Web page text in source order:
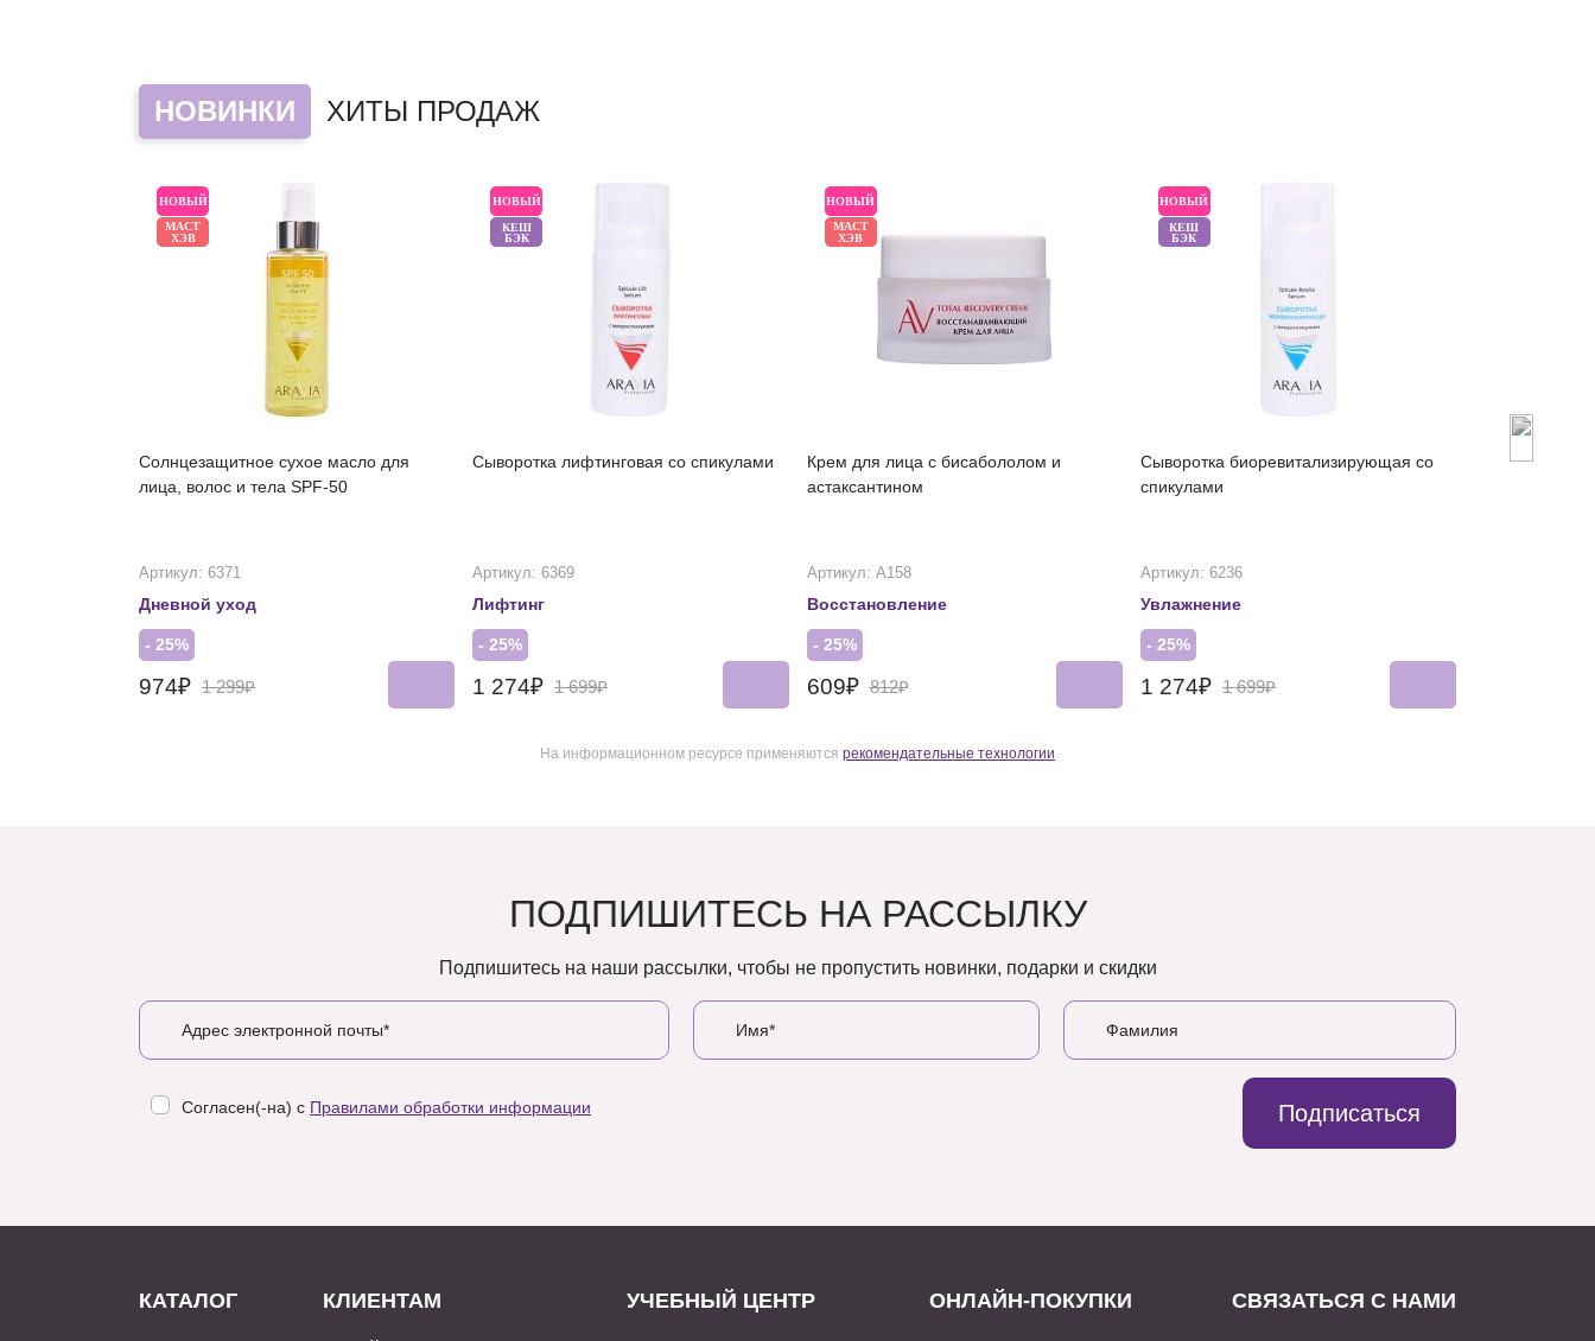
НОВИНКИ ХИТЫ ПРОДАЖ
НОВЫЙ
МАСТ
ХЭВ
Солнцезащитное сухое масло для
лица, волос и тела SPF-50
Артикул: 6371
Дневной уход
- 25%
974₽ 1 299₽
НОВЫЙ
КЕШ
БЭК
Сыворотка лифтинговая со спикулами
Артикул: 6369
Лифтинг
- 25%
1 274₽ 1 699₽
НОВЫЙ
МАСТ
ХЭВ
Крем для лица с бисабололом и
астаксантином
Артикул: А158
Восстановление
- 25%
609₽ 812₽
НОВЫЙ
КЕШ
БЭК
Сыворотка биоревитализирующая со
спикулами
Артикул: 6236
Увлажнение
- 25%
1 274₽ 1 699₽
На информационном ресурсе применяются рекомендательные технологии
ПОДПИШИТЕСЬ НА РАССЫЛКУ
Подпишитесь на наши рассылки, чтобы не пропустить новинки, подарки и скидки
Согласен(-на) с Правилами обработки информации Подписаться
КАТАЛОГ КЛИЕНТАМ УЧЕБНЫЙ ЦЕНТР ОНЛАЙН-ПОКУПКИ СВЯЗАТЬСЯ С НАМИ